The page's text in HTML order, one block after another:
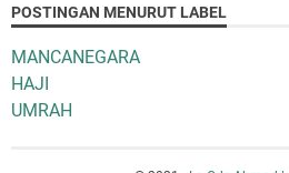
POSTINGAN MENURUT LABEL
MANCANEGARA
HAJI
UMRAH